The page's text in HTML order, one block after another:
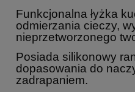
Funkcjonalna łyżka
odmierzania cieczy,
nieprzetworzonego
Posiada silikonowy
dopasowania do
zadrapaniem.